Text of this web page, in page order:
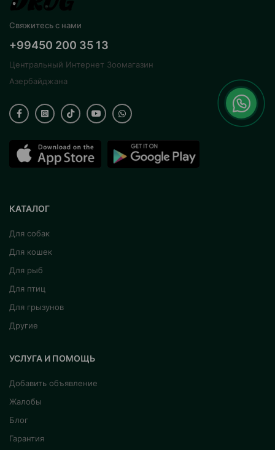
Свяжитесь с нами
+99450 200 35 13
Центральный Интернет Зоомагазин
Азербайджана
КАТАЛОГ
Для собак
Для кошек
Для рыб
Для птиц
Для грызунов
Другие
УСЛУГА И ПОМОЩЬ
Добавить объявление
Жалобы
Блог
Гарантия